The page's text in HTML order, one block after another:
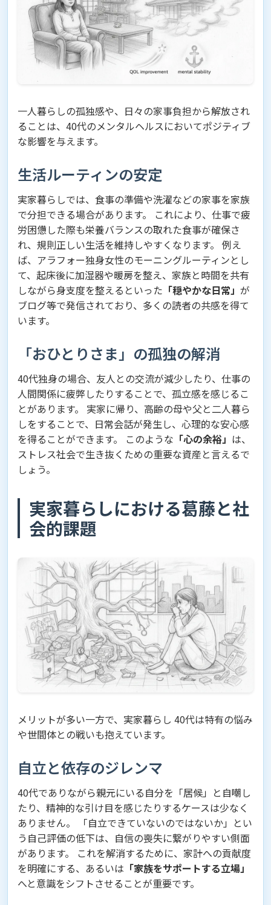
一人暮らしの孤独感や、日々の家事負担から解放され
ることは、40代のメンタルヘルスにおいてポジティブ
な影響を与えます。
生活ルーティンの安定
実家暮らしでは、食事の準備や洗濯などの家事を家族
で分担できる場合があります。 これにより、仕事で疲
労困憊した際も栄養バランスの取れた食事が確保さ
れ、規則正しい生活を維持しやすくなります。 例え
ば、アラフォー独身女性のモーニングルーティンとし
て、起床後に加湿器や暖房を整え、家族と時間を共有
しながら身支度を整えるといった 「穏やかな日常」 が
ブログ等で発信されており、多くの読者の共感を得て
います。
「おひとりさま」の孤独の解消
40代独身の場合、友人との交流が減少したり、仕事の
人間関係に疲弊したりすることで、孤立感を感じるこ
とがあります。 実家に帰り、高齢の母や父と二人暮ら
しをすることで、日常会話が発生し、心理的な安心感
を得ることができます。 このような 「心の余裕」 は、
ストレス社会で生き抜くための重要な資産と言えるで
しょう。
実家暮らしにおける葛藤と社
会的課題
メリットが多い一方で、実家暮らし 40代は特有の悩み
や世間体との戦いも抱えています。
自立と依存のジレンマ
40代でありながら親元にいる自分を「居候」と自嘲し
たり、精神的な引け目を感じたりするケースは少なく
ありません。 「自立できていないのではないか」とい
う自己評価の低下は、自信の喪失に繋がりやすい側面
があります。 これを解消するために、家計への貢献度
を明確にする、あるいは 「家族をサポートする立場」
へと意識をシフトさせることが重要です。